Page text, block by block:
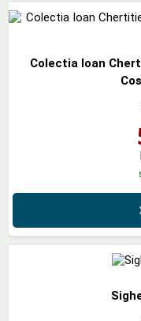
Colectia Ioan